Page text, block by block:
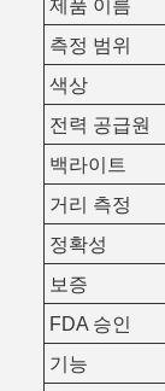
제품 이름
측정 범위
색상
전력 공급원
백라이트
거리 측정
정확성
보증
FDA 승인
기능